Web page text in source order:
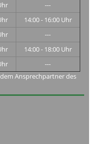
---
14:00 - 16:00 Uhr
---
14:00 - 18:00 Uhr
---
Ansprechpartner des